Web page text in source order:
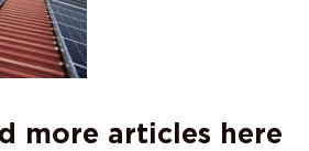
more articles here